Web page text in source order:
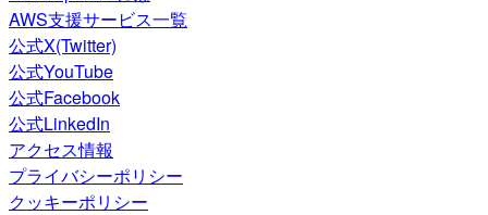
AWS支援サービス一覧
公式X(Twitter)
公式YouTube
公式Facebook
公式LinkedIn
アクセス情報
プライバシーポリシー
クッキーポリシー